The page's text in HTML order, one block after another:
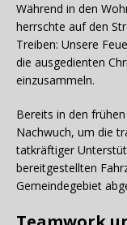
Während in den
herrschte auf den
Treiben: Unsere
die ausgedienten
einzusammeln.
Bereits in den
Nachwuch, um die
tatkräftiger
bereitgestellten
Gemeindegebiet